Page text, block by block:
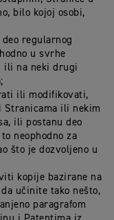
bilo kojoj osobi,
regularnog
u svrhe
ili na neki drugi
ili modifikovati,
ili nekim
ili postanu deo
neophodno za
što je dozvoljeno u
kopije bazirane na
učinite tako nešto,
paragrafom